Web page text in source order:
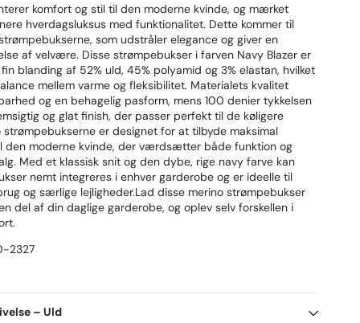
komfort og stil til den moderne kvinde, og mærket
hverdagsluksus med funktionalitet. Dette kommer til
som udstråler elegance og giver en
af velvære. Disse strømpebukser i farven Navy Blazer er
blanding af 52% uld, 45% polyamid og 3% elastan, hvilket
mellem varme og fleksibilitet. Materialets kvalitet
og en behagelig pasform, mens 100 denier tykkelsen
og glat finish, der passer perfekt til de køligere
strømpebukserne er designet for at tilbyde maksimal
den moderne kvinde, der værdsætter både funktion og
Med et klassisk snit og den dybe, rige navy farve kan
nemt integreres i enhver garderobe og er ideelle til
og særlige lejligheder.Lad disse merino strømpebukser
del af din daglige garderobe, og oplev selv forskellen i
2327
– Uld